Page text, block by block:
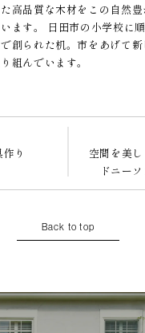
高品質な木材をこの自然
ます。 日田市の小学校に
創られた机。市をあげて新
組んでいます。
り
空間を美
ドニー
Back to top